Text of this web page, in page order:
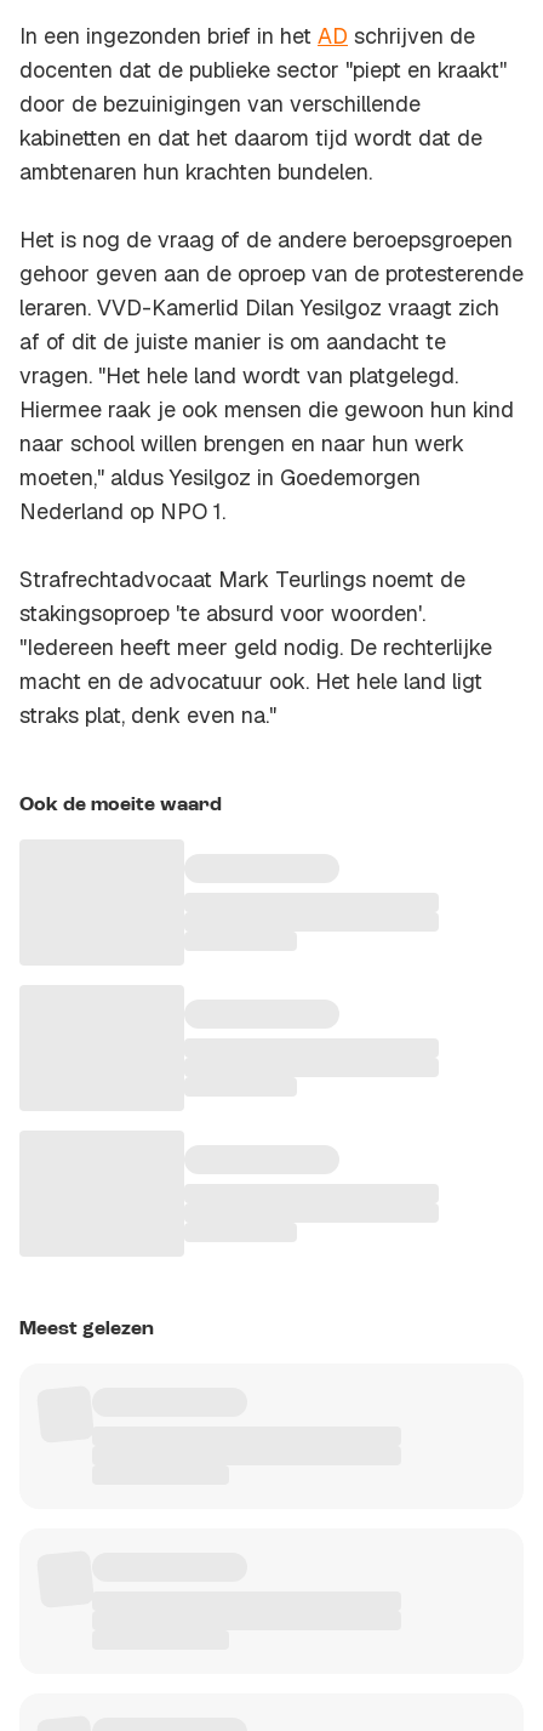
In een ingezonden brief in het AD schrijven de
docenten dat de publieke sector "piept en kraakt''
door de bezuinigingen van verschillende
kabinetten en dat het daarom tijd wordt dat de
ambtenaren hun krachten bundelen.
Het is nog de vraag of de andere beroepsgroepen
gehoor geven aan de oproep van de protesterende
leraren. VVD-Kamerlid Dilan Yesilgoz vraagt zich
af of dit de juiste manier is om aandacht te
vragen. "Het hele land wordt van platgelegd.
Hiermee raak je ook mensen die gewoon hun kind
naar school willen brengen en naar hun werk
moeten," aldus Yesilgoz in Goedemorgen
Nederland op NPO 1.
Strafrechtadvocaat Mark Teurlings noemt de
stakingsoproep 'te absurd voor woorden'.
"Iedereen heeft meer geld nodig. De rechterlijke
macht en de advocatuur ook. Het hele land ligt
straks plat, denk even na."
Ook de moeite waard
Meest gelezen